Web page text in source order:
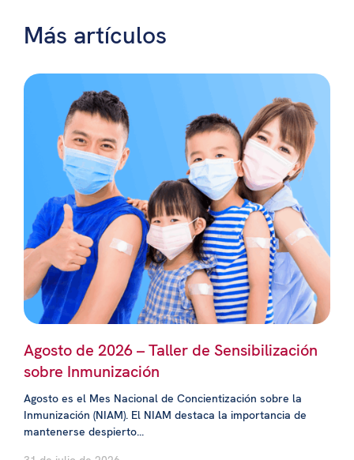
Más artículos
Agosto de 2026 – Taller de Sensibilización
sobre Inmunización
Agosto es el Mes Nacional de Concientización sobre la
Inmunización (NIAM). El NIAM destaca la importancia de
mantenerse despierto...